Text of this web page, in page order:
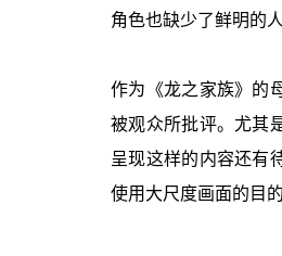
角色也缺少了鲜明的
作为《龙之家族》的
被观众所批评。尤其
呈现这样的内容还有
使用大尺度画面的目的